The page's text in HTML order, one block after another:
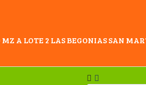
A LOTE 2 LAS BEGONIAS SAN